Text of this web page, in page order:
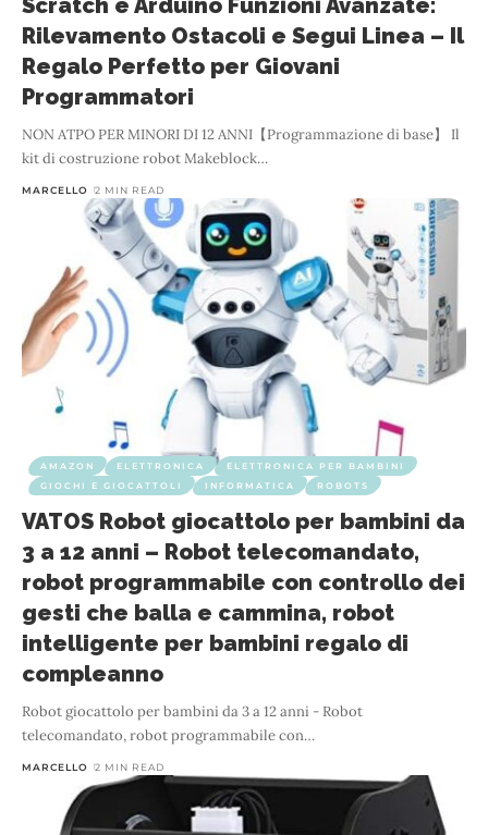
Rilevamento Ostacoli e Segui Linea – Il
Regalo Perfetto per Giovani
Programmatori
NON ATPO PER MINORI DI 12 ANNI【Programmazione di base】 Il
kit di costruzione robot Makeblock…
MARCELLO 2 MIN READ
AMAZON ELETTRONICA
ELETTRONICA PER BAMBINI
GIOCHI E GIOCATTOLI
INFORMATICA ROBOTS
VATOS Robot giocattolo per bambini da
3 a 12 anni – Robot telecomandato,
robot programmabile con controllo dei
gesti che balla e cammina, robot
intelligente per bambini regalo di
compleanno
Robot giocattolo per bambini da 3 a 12 anni - Robot
telecomandato, robot programmabile con…
MARCELLO 2 MIN READ